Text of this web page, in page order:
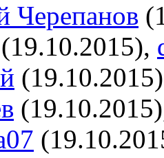
Черепанов
(19.10.2015),